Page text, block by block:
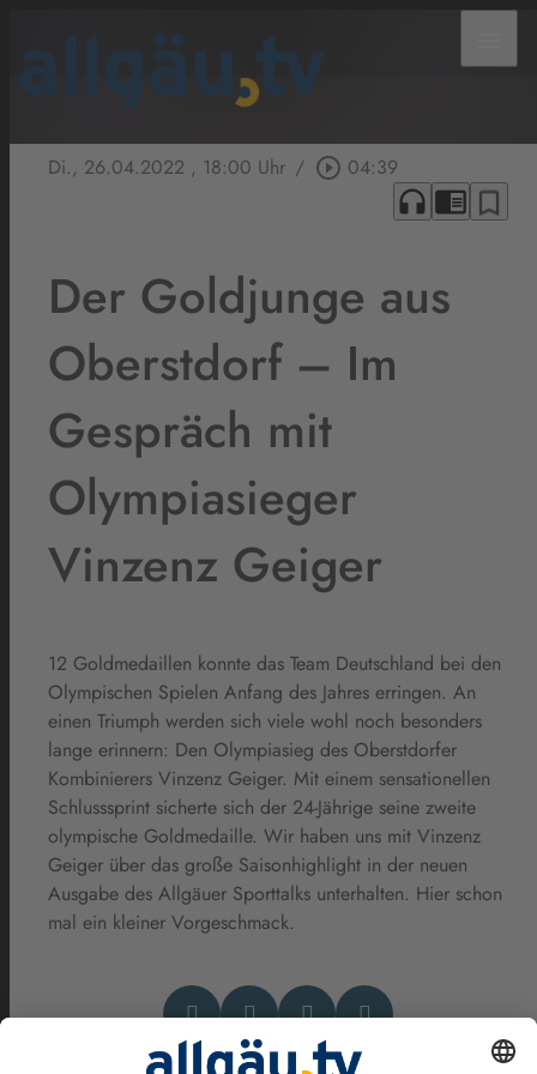
Di., 26.04.2022 , 18:00 Uhr / play_circle_outline 04:39
headphones chrome_reader_mode bookmark_border
Der Goldjunge aus
Oberstdorf – Im
Gespräch mit
Olympiasieger
Vinzenz Geiger
12 Goldmedaillen konnte das Team Deutschland bei den
Olympischen Spielen Anfang des Jahres erringen. An
einen Triumph werden sich viele wohl noch besonders
lange erinnern: Den Olympiasieg des Oberstdorfer
Kombinierers Vinzenz Geiger. Mit einem sensationellen
Schlusssprint sicherte sich der 24-Jährige seine zweite
olympische Goldmedaille. Wir haben uns mit Vinzenz
Geiger über das große Saisonhighlight in der neuen
Ausgabe des Allgäuer Sporttalks unterhalten. Hier schon
mal ein kleiner Vorgeschmack.